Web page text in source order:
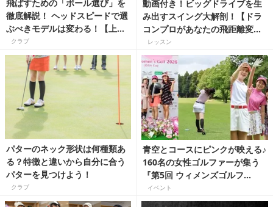
飛ばすための「ボール選び」を
徹底解説！ ヘッドスピードで選
ぶべきモデルは変わる！【上達
ギア】
クラブ
動画付き！ビッグドライブを生
み出すスイング大解剖！【ドラ
コンプロがあなたの飛距離変え
ちゃいます!】
レッスン
パターのネック形状は何種類あ
る？特徴と違いから自分に合う
パターを見つけよう！
クラブ
青空とコースにピンクが映える♪
160名の女性ゴルファーが集う
『第5回 ウィメンズゴルフ
JGGAカップ（東日本大会）』開
催レポート
イベント